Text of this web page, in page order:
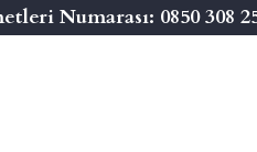
Numarası: 0850 308 25